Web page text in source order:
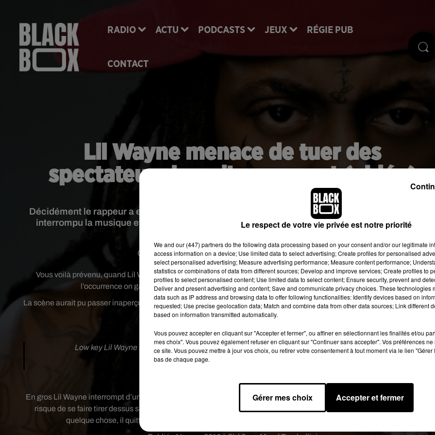
RADIO ACTU PODCASTS JEUX RÉGIE PUB
CONTACT
Lil Wayne menace de tuer des
spectateurs lors d’un concert (vidéo)
Décidément le rappeur a encore pété légèrement les plombs. Lors d'un concert en Australie, il a
interrompu la musique et clairement menacé des spectateurs de ne plus rien jeter sur scène.
Crédit image:Instagram officiel Lil Wayne ( @liltunechi)
Vous voilà prévenu, quand Lil Wayne est en concert, il ne supporte pas que vous jetiez quoi que ce soit sur scène. En
l’occurrence on garde sa bouteille d’eau dans son sac, sa petite culotte sous son jean etc !
La scène aurait pu passer inaperçue. Mais malheureusement pour Lil Wayne, un des spectateurs présents a tout filmé
son téléphone et l’a posté sur Twitter.
Low key Lil Wayne handled that maturely. Could b worse �xÈ‍'️ pic.twitter.com/EYa4XbciWd
— DJ Akademiks (@IamAkademiks)
En gros Lil Wayne interrompt d’un coup la musique et prévient que de là ou il vient on ne jette pas des choses sur scène au
risque de se faire tirer dessus sans vraiment savoir si c’est de votre faute ou pas. Et que si quelqu’un jette de nouveau
quelque chose, il quittera la scène parce qu’il n’a pas envie que tout le monde meure, ambiance….
Le respect de votre vie privée est notre priorité
We and our (447) partnersdo the following data processing based on your consent and/or our legitimate
access information on a device; Use limited data to select advertising; Create profiles for personalised
select personalised advertising; Measure advertising performance; Measure content performance;
statistics or combinations of data from different sources; Develop and improve services; Create profiles to
profiles to select personalised content; Use limited data to select content; Ensure security, prevent and
Deliver and present advertising and content; Save and communicate privacy choices. These technologies
data such as IP address and browsing data to offer following functionalities: Identify devices based on
requested; Use precise geolocation data; Match and combine data from other data sources; Link different
based on information transmitted automatically.
Vous pouvez accepter en cliquant sur "Accepter et fermer", ou affiner en sélectionnant les finalités et/ou
mes choix". Vous pouvez également refuser en cliquant sur "Continuer sans accepter". Vos préférences
ce site. Vous pouvez mettre à jour vos choix, ou retirer votre consentement à tout moment via le lien
bas de chaque page.
Gérer mes choix Accepter et fermer